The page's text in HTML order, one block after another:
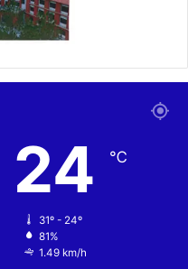
24 ℃
31º - 24º
81%
1.49 km/h